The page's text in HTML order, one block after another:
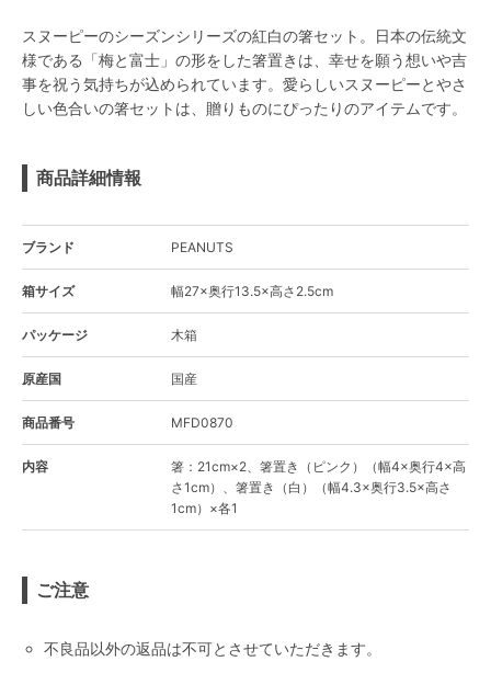
スヌーピーのシーズンシリーズの紅白の箸セット。日本の伝統文
様である「梅と富士」の形をした箸置きは、幸せを願う想いや吉
事を祝う気持ちが込められています。愛らしいスヌーピーとやさ
しい色合いの箸セットは、贈りものにぴったりのアイテムです。
商品詳細情報
ブランド PEANUTS
箱サイズ 幅27×奥行13.5×高さ2.5cm
パッケージ 木箱
原産国 国産
商品番号 MFD0870
内容
箸：21cm×2、箸置き（ピンク）（幅4×奥行4×高
さ1cm）、箸置き（白）（幅4.3×奥行3.5×高さ
1cm）×各1
ご注意
不良品以外の返品は不可とさせていただきます。